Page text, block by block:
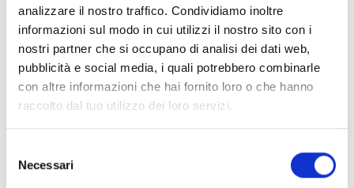
analizzare il nostro traffico. Condividiamo inoltre
informazioni sul modo in cui utilizzi il nostro sito con i
nostri partner che si occupano di analisi dei dati web,
pubblicità e social media, i quali potrebbero combinarle
con altre informazioni che hai fornito loro o che hanno
raccolto dal tuo utilizzo dei loro servizi.
delNecessari
Organizzatore
Bildungsausschuss Latsch
Bahnhofstr. 14
39021 Latsch 39021
ba-latsch@rolmail.net
Tel. +39 0473 623288
torna ai top eventi